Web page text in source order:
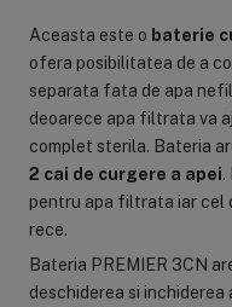
Aceasta este o baterie
ofera posibilitatea de a
separata fata de apa
deoarece apa filtrata va
complet sterila. Bateria
2 cai de curgere a apei.
pentru apa filtrata iar cel
rece.
Bateria PREMIER 3CN
deschiderea si